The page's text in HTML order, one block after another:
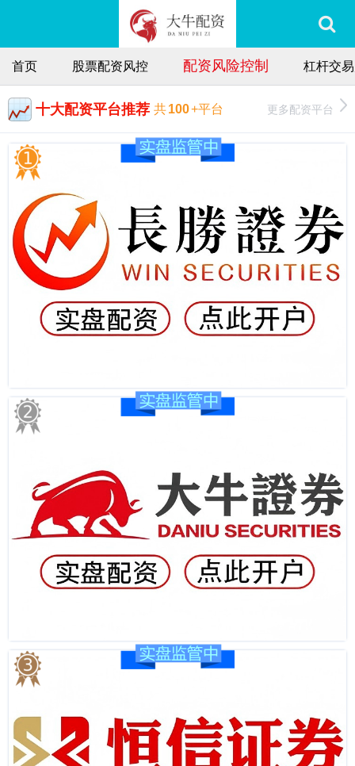
首页 股票配资风控 配资风险控制 杠杆交
十大配资平台推荐 共100+平台 更多配资平台